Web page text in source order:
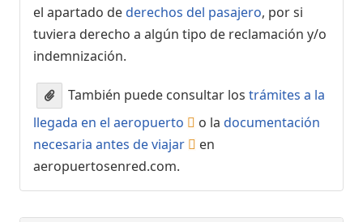
el apartado dederechos del pasajero, por si
tuviera derecho a algún tipo de reclamación y/o
indemnización.
También puede consultar los trámites a la
llegada en el aeropuerto
o la documentación
necesaria antes de viajar
en
aeropuertosenred.com.